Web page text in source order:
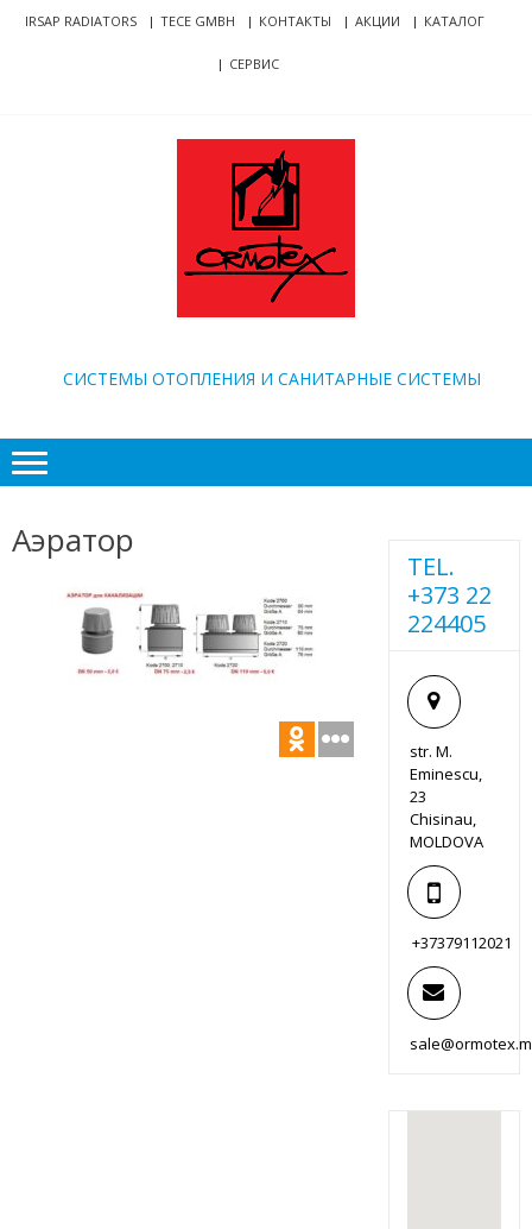
Skip
SkipIRSAP RADIATORS TECE GMBH КОНТАКТЫ АКЦИИ КАТАЛОГ
СЕРВИС
CИСТЕМЫ ОТОПЛЕНИЯ И САНИТАРНЫЕ СИСТЕМЫ
Аэратор
TEL.
+373 22
224405
str. M.
Eminescu,
23
Chisinau,
MOLDOVA
+37379112021